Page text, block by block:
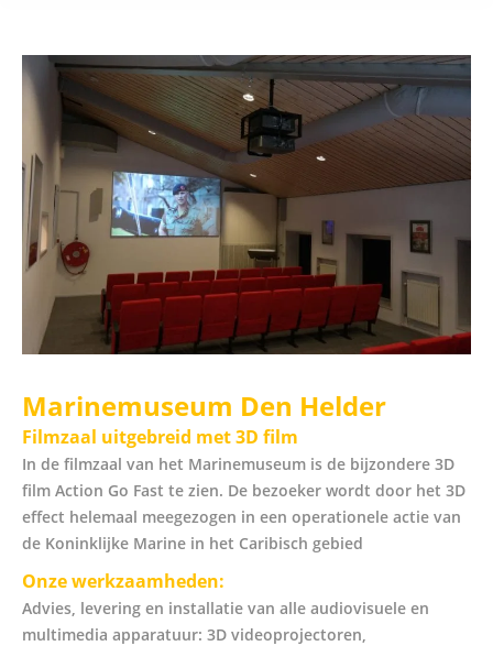
Marinemuseum Den Helder
Filmzaal uitgebreid met 3D film
In de filmzaal van het Marinemuseum is de bijzondere 3D
film Action Go Fast te zien. De bezoeker wordt door het 3D
effect helemaal meegezogen in een operationele actie van
de Koninklijke Marine in het Caribisch gebied
Onze werkzaamheden:
Advies, levering en installatie van alle audiovisuele en
multimedia apparatuur: 3D videoprojectoren,